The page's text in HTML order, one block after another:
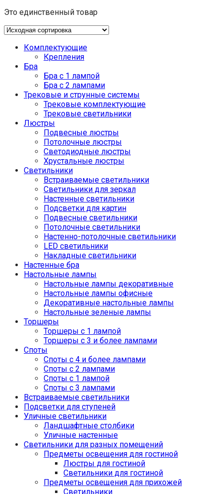
Это единственный товар
Комплектующие
Крепления
Бра
Бра с 1 лампой
Бра с 2 лампами
Трековые и струнные системы
Трековые комплектующие
Трековые светильники
Люстры
Подвесные люстры
Потолочные люстры
Светодиодные люстры
Хрустальные люстры
Светильники
Встраиваемые светильники
Светильники для зеркал
Настенные светильники
Подсветки для картин
Подвесные светильники
Потолочные светильники
Настенно-потолочные светильники
LED светильники
Накладные светильники
Настенные бра
Настольные лампы
Настольные лампы декоративные
Настольные лампы офисные
Декоративные настольные лампы
Настольные зеленые лампы
Торшеры
Торшеры с 1 лампой
Торшеры с 3 и более лампами
Споты
Споты с 4 и более лампами
Споты с 2 лампами
Споты с 1 лампой
Споты с 3 лампами
Встраиваемые светильники
Подсветки для ступеней
Уличные светильники
Ландшафтные столбики
Уличные настенные
Светильники для разных помещений
Предметы освещения для гостиной
Люстры для гостиной
Светильники для гостиной
Предметы освещения для прихожей
Светильники